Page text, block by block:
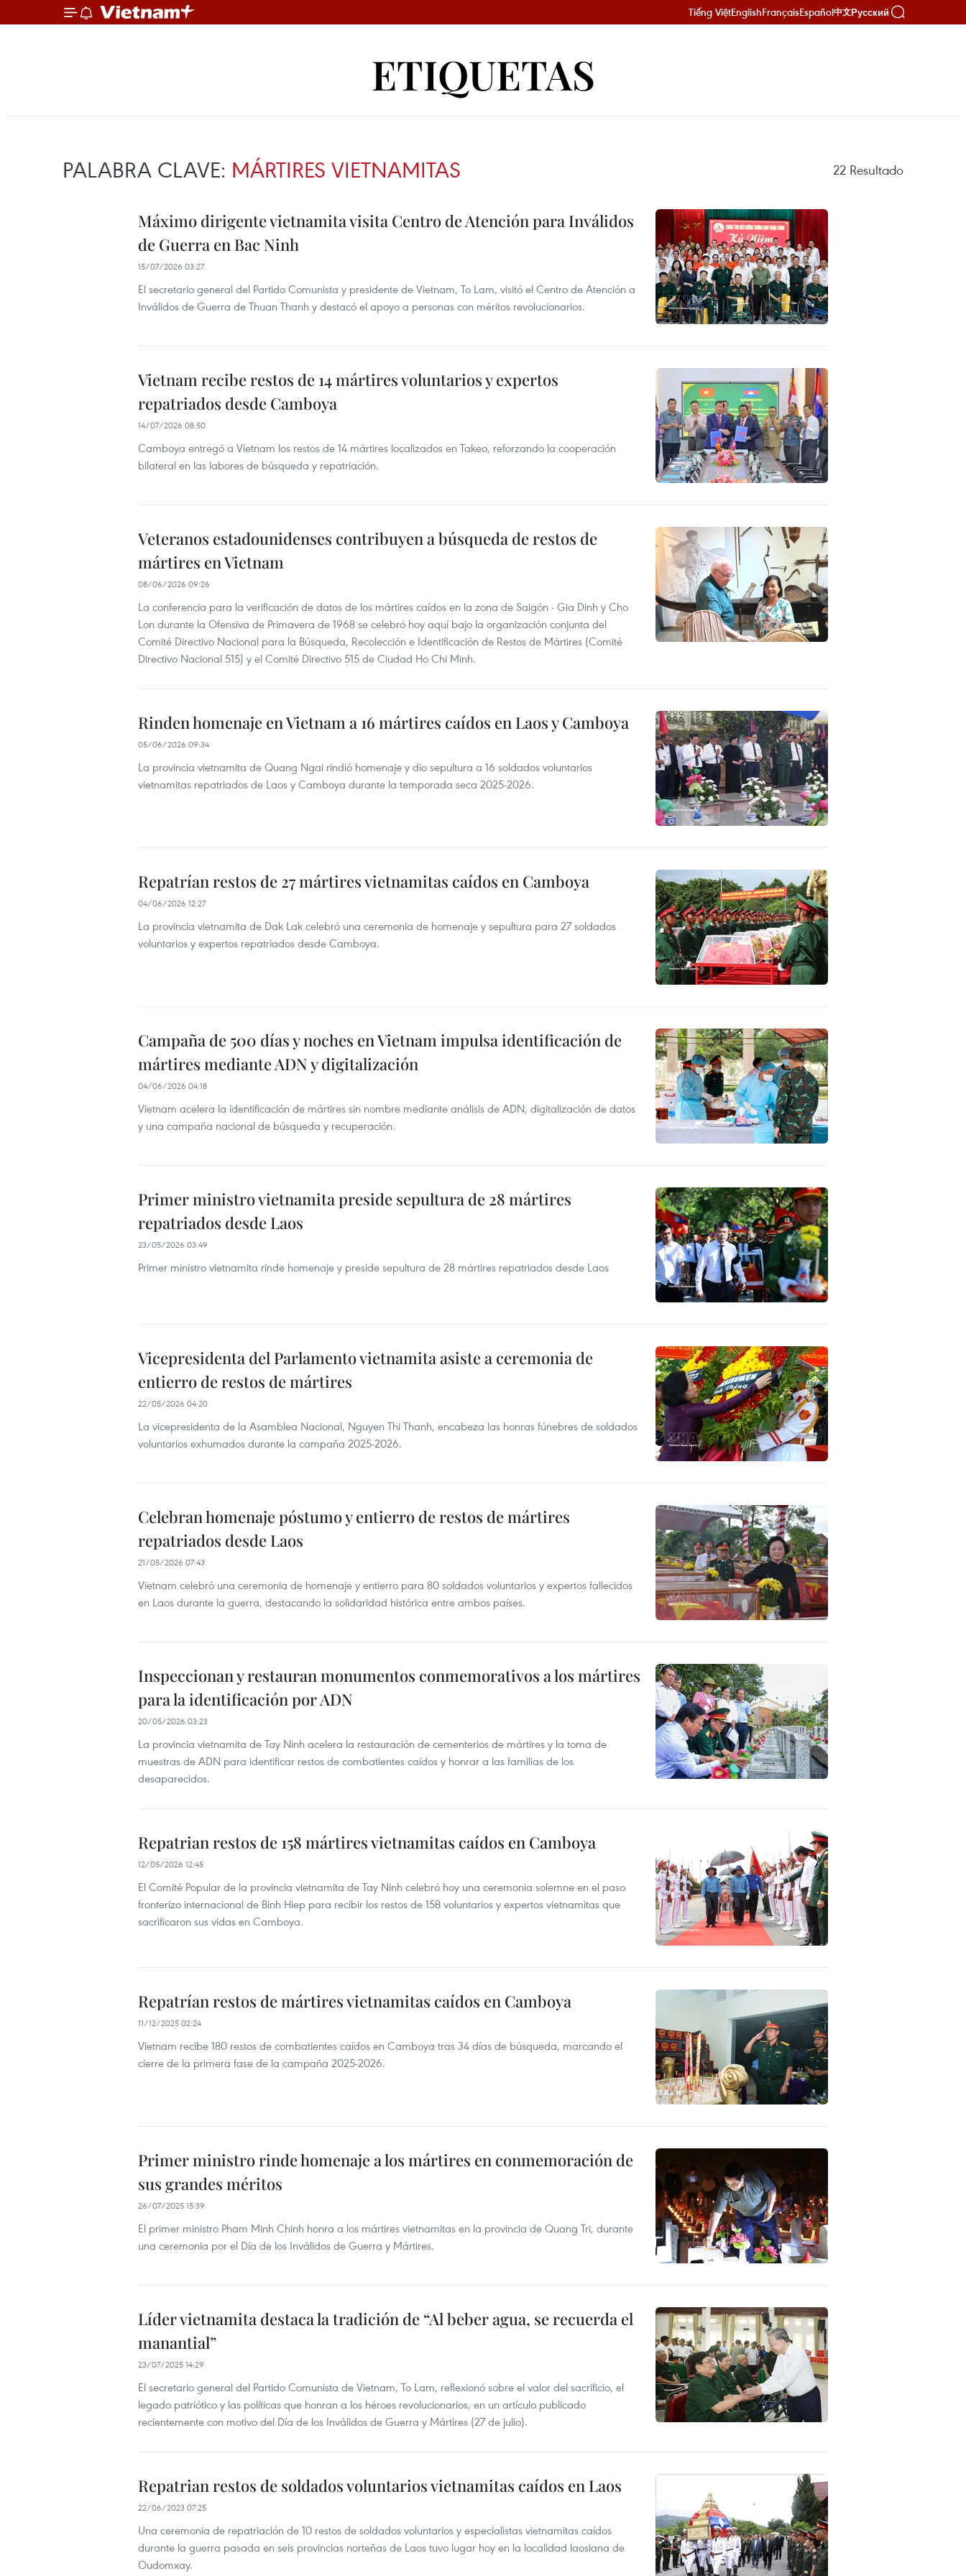
Tiếng ViệtEnglishFrançaisEspañol中文Русский
ETIQUETAS
PALABRA CLAVE: MÁRTIRES VIETNAMITAS 22 Resultado
Máximo dirigente vietnamita visita Centro de Atención para Inválidos
de Guerra en Bac Ninh
15/07/2026 03:27
El secretario general del Partido Comunista y presidente de Vietnam, To Lam, visitó el Centro de Atención a
Inválidos de Guerra de Thuan Thanh y destacó el apoyo a personas con méritos revolucionarios.
Vietnam recibe restos de 14 mártires voluntarios y expertos
repatriados desde Camboya
14/07/2026 08:50
Camboya entregó a Vietnam los restos de 14 mártires localizados en Takeo, reforzando la cooperación
bilateral en las labores de búsqueda y repatriación.
Veteranos estadounidenses contribuyen a búsqueda de restos de
mártires en Vietnam
08/06/2026 09:26
La conferencia para la verificación de datos de los mártires caídos en la zona de Saigón - Gia Dinh y Cho
Lon durante la Ofensiva de Primavera de 1968 se celebró hoy aquí bajo la organización conjunta del
Comité Directivo Nacional para la Búsqueda, Recolección e Identificación de Restos de Mártires (Comité
Directivo Nacional 515) y el Comité Directivo 515 de Ciudad Ho Chi Minh.
Rinden homenaje en Vietnam a 16 mártires caídos en Laos y Camboya
05/06/2026 09:34
La provincia vietnamita de Quang Ngai rindió homenaje y dio sepultura a 16 soldados voluntarios
vietnamitas repatriados de Laos y Camboya durante la temporada seca 2025-2026.
Repatrían restos de 27 mártires vietnamitas caídos en Camboya
04/06/2026 12:27
La provincia vietnamita de Dak Lak celebró una ceremonia de homenaje y sepultura para 27 soldados
voluntarios y expertos repatriados desde Camboya.
Campaña de 500 días y noches en Vietnam impulsa identificación de
mártires mediante ADN y digitalización
04/06/2026 04:18
Vietnam acelera la identificación de mártires sin nombre mediante análisis de ADN, digitalización de datos
y una campaña nacional de búsqueda y recuperación.
Primer ministro vietnamita preside sepultura de 28 mártires
repatriados desde Laos
23/05/2026 03:49
Primer ministro vietnamita rinde homenaje y preside sepultura de 28 mártires repatriados desde Laos
Vicepresidenta del Parlamento vietnamita asiste a ceremonia de
entierro de restos de mártires
22/05/2026 04:20
La vicepresidenta de la Asamblea Nacional, Nguyen Thi Thanh, encabeza las honras fúnebres de soldados
voluntarios exhumados durante la campaña 2025-2026.
Celebran homenaje póstumo y entierro de restos de mártires
repatriados desde Laos
21/05/2026 07:43
Vietnam celebró una ceremonia de homenaje y entierro para 80 soldados voluntarios y expertos fallecidos
en Laos durante la guerra, destacando la solidaridad histórica entre ambos países.
Inspeccionan y restauran monumentos conmemorativos a los mártires
para la identificación por ADN
20/05/2026 03:23
La provincia vietnamita de Tay Ninh acelera la restauración de cementerios de mártires y la toma de
muestras de ADN para identificar restos de combatientes caídos y honrar a las familias de los
desaparecidos.
Repatrian restos de 158 mártires vietnamitas caídos en Camboya
12/05/2026 12:45
El Comité Popular de la provincia vietnamita de Tay Ninh celebró hoy una ceremonia solemne en el paso
fronterizo internacional de Binh Hiep para recibir los restos de 158 voluntarios y expertos vietnamitas que
sacrificaron sus vidas en Camboya.
Repatrían restos de mártires vietnamitas caídos en Camboya
11/12/2025 02:24
Vietnam recibe 180 restos de combatientes caídos en Camboya tras 34 días de búsqueda, marcando el
cierre de la primera fase de la campaña 2025-2026.
Primer ministro rinde homenaje a los mártires en conmemoración de
sus grandes méritos
26/07/2025 15:39
El primer ministro Pham Minh Chinh honra a los mártires vietnamitas en la provincia de Quang Tri, durante
una ceremonia por el Día de los Inválidos de Guerra y Mártires.
Líder vietnamita destaca la tradición de “Al beber agua, se recuerda el
manantial”
23/07/2025 14:29
El secretario general del Partido Comunista de Vietnam, To Lam, reflexionó sobre el valor del sacrificio, el
legado patriótico y las políticas que honran a los héroes revolucionarios, en un artículo publicado
recientemente con motivo del Día de los Inválidos de Guerra y Mártires (27 de julio).
Repatrian restos de soldados voluntarios vietnamitas caídos en Laos
22/06/2023 07:25
Una ceremonia de repatriación de 10 restos de soldados voluntarios y especialistas vietnamitas caídos
durante la guerra pasada en seis provincias norteñas de Laos tuvo lugar hoy en la localidad laosiana de
Oudomxay.